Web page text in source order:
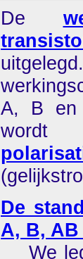
De
A, B en
wordt
De
A, B, AB
We